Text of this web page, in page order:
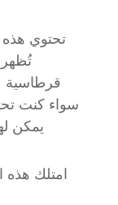
تحتوي هذه
قرطاسية
سواء كنت
يمكن
امتلك هذه